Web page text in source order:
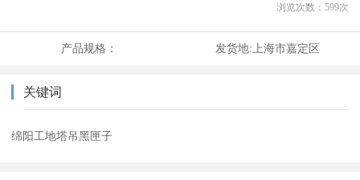
浏览次数： 599次
产品规格： 发货地:上海市嘉定区
关键词
绵阳工地塔吊黑匣子